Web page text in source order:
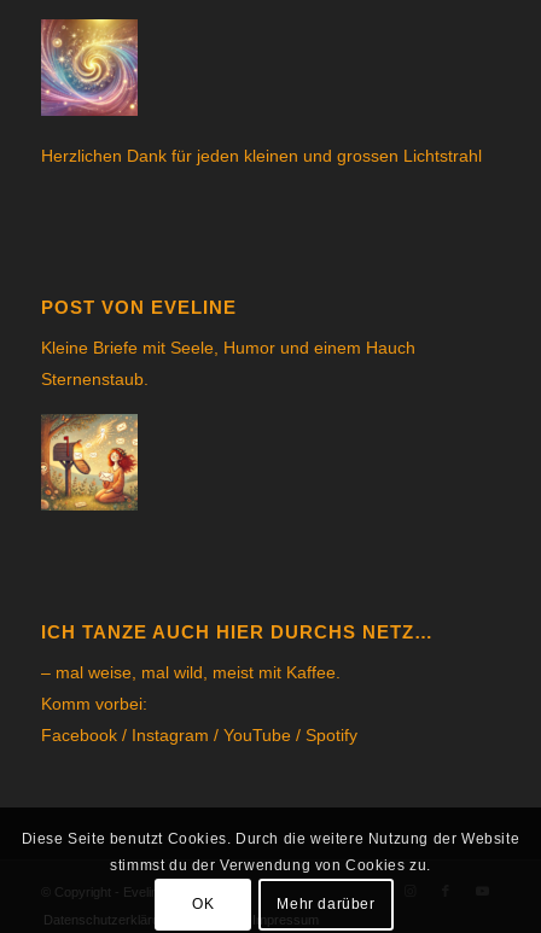
Herzlichen Dank für jeden kleinen und grossen Lichtstrahl
POST VON EVELINE
Kleine Briefe mit Seele, Humor und einem Hauch
Sternenstaub.
ICH TANZE AUCH HIER DURCHS NETZ…
– mal weise, mal wild, meist mit Kaffee.
Komm vorbei:
Facebook/ Instagram / YouTube/ Spotify
© Copyright - Eveline Rufer 2026
Datenschutzerklärung
Impressum
Diese Seite benutzt Cookies. Durch die weitere Nutzung der Website
stimmst du der Verwendung von Cookies zu.
OK Mehr darüber